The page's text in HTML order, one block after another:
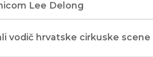
Lee Delong
vodič hrvatske cirkuske scene